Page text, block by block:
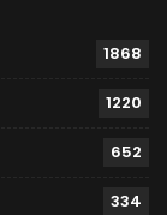
1868
1220
652
334